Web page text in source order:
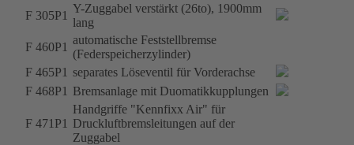
F 305P1
Y-Zuggabel verstärkt (26to), 1900mm
lang
F 460P1
automatische Feststellbremse
(Federspeicherzylinder)
F 465P1 separates Löseventil für Vorderachse
F 468P1 Bremsanlage mit Duomatikkupplungen
F 471P1
Handgriffe "Kennfixx Air" für
Druckluftbremsleitungen auf der
Zuggabel